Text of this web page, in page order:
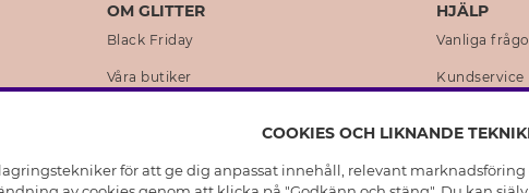
OM GLITTER
Black Friday
Våra butiker
Hållbarhet
HJÄLP
Vanliga
Kundservice
Skötselråd
COOKIES OCH LIKNANDE
för att ge dig anpassat innehåll, relevant